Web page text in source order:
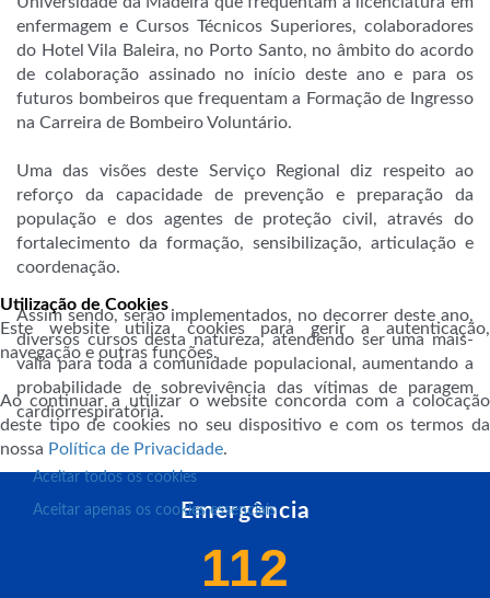
enfermagem e Cursos Técnicos Superiores, colaboradores
do Hotel Vila Baleira, no Porto Santo, no âmbito do acordo
de colaboração assinado no início deste ano e para os
futuros bombeiros que frequentam a Formação de Ingresso
na Carreira de Bombeiro Voluntário.
Uma das visões deste Serviço Regional diz respeito ao
reforço da capacidade de prevenção e preparação da
população e dos agentes de proteção civil, através do
fortalecimento da formação, sensibilização, articulação e
coordenação.
Assim sendo, serão implementados, no decorrer deste ano,
diversos cursos desta natureza, atendendo ser uma mais-
valia para toda a comunidade populacional, aumentando a
probabilidade de sobrevivência das vítimas de paragem
cardiorrespiratória.
Emergência
112
Utilização de Cookies
Este website utiliza cookies para gerir a autenticação,
navegação e outras funções.
Ao continuar a utilizar o website concorda com a colocação
deste tipo de cookies no seu dispositivo e com os termos da
nossa Política de Privacidade.
Aceitar todos os cookies
Aceitar apenas os cookies essenciais